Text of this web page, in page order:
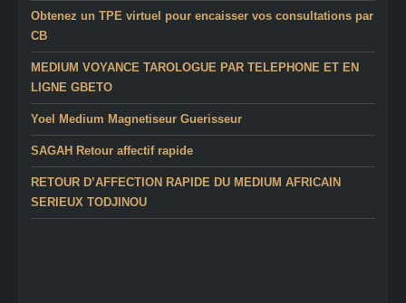
Obtenez un TPE virtuel pour encaisser vos consultations par
CB
MEDIUM VOYANCE TAROLOGUE PAR TELEPHONE ET EN
LIGNE GBETO
Yoel Medium Magnetiseur Guerisseur
SAGAH Retour affectif rapide
RETOUR D’AFFECTION RAPIDE DU MEDIUM AFRICAIN
SERIEUX TODJINOU